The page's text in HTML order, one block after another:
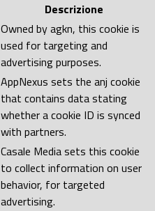
Descrizione
Owned by agkn, this cookie is
used for targeting and
advertising purposes.
AppNexus sets the anj cookie
that contains data stating
whether a cookie ID is synced
with partners.
Casale Media sets this cookie
to collect information on user
behavior, for targeted
advertising.